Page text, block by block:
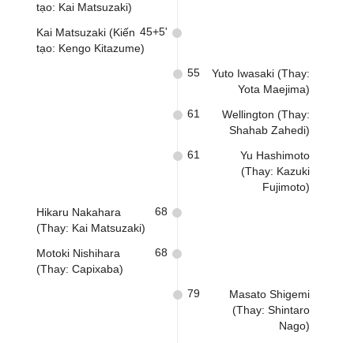
tạo: Kai Matsuzaki)
Kai Matsuzaki (Kiến
tạo: Kengo Kitazume)
45+5'
Yuto Iwasaki (Thay:
Yota Maejima)
55
Wellington (Thay:
Shahab Zahedi)
61
Yu Hashimoto
(Thay: Kazuki
Fujimoto)
61
Hikaru Nakahara
(Thay: Kai Matsuzaki)
68
Motoki Nishihara
(Thay: Capixaba)
68
Masato Shigemi
(Thay: Shintaro
Nago)
79